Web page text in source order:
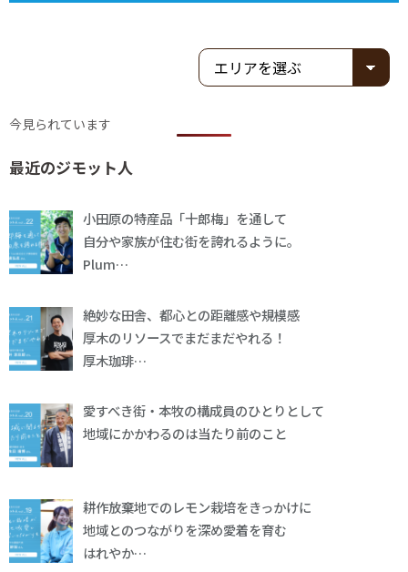
今見られています
最近のジモット人
小田原の特産品「十郎梅」を通して
自分や家族が住む街を誇れるように。
Plum…
絶妙な田舎、都心との距離感や規模感
厚木のリソースでまだまだやれる！
厚木珈琲…
愛すべき街・本牧の構成員のひとりとして
地域にかかわるのは当たり前のこと
耕作放棄地でのレモン栽培をきっかけに
地域とのつながりを深め愛着を育む
はれやか…